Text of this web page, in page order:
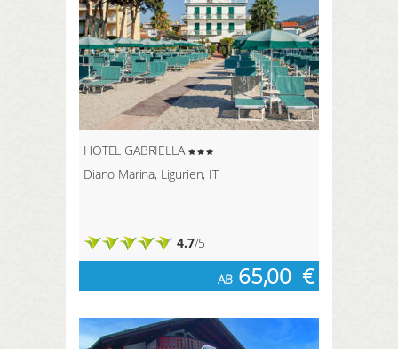
HOTEL GABRIELLA
Diano Marina, Ligurien, IT
4.7/5
AB 65,00 €